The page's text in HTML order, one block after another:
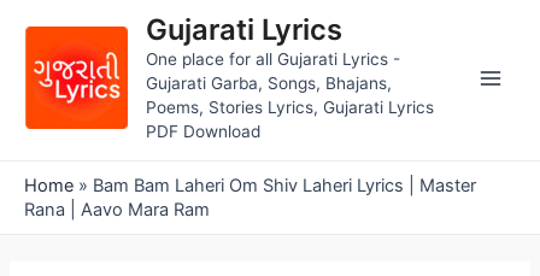
content
Gujarati Lyrics
One place for all Gujarati Lyrics -
Gujarati Garba, Songs, Bhajans,
Poems, Stories Lyrics, Gujarati Lyrics
PDF Download
Home » Bam Bam Laheri Om Shiv Laheri Lyrics | Master
Rana | Aavo Mara Ram